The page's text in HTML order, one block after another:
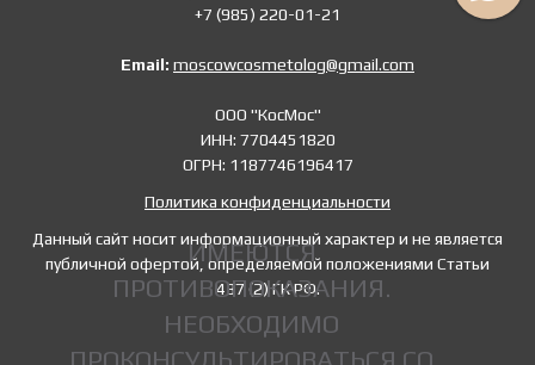
+7 (985) 220-01-21
Email: moscowcosmetolog@gmail.com
ООО "КосМос"
ИНН: 7704451820
ОГРН: 1187746196417
Политика конфиденциальности
Данный сайт носит информационный характер и не является
публичной офертой, определяемой положениями Статьи
437 (2) ГК РФ.
ИМЕЮТСЯ
ПРОТИВОПОКАЗАНИЯ.
НЕОБХОДИМО
ПРОКОНСУЛЬТИРОВАТЬСЯ СО